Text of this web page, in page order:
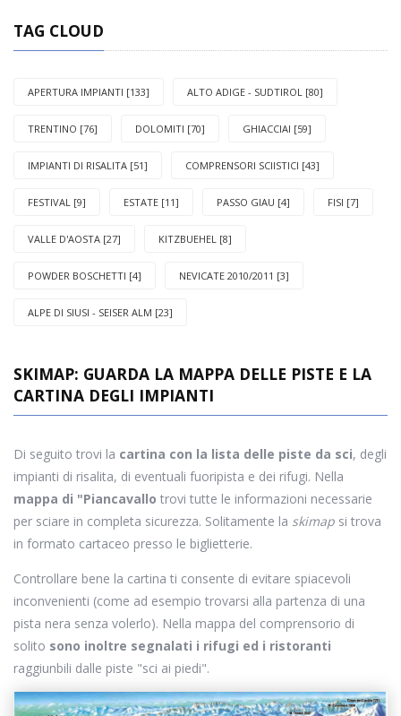
TAG CLOUD
APERTURA IMPIANTI [133] ALTO ADIGE - SUDTIROL [80]
TRENTINO [76] DOLOMITI [70] GHIACCIAI [59]
IMPIANTI DI RISALITA [51] COMPRENSORI SCIISTICI [43]
FESTIVAL [9] ESTATE [11] PASSO GIAU [4] FISI [7]
VALLE D'AOSTA [27] KITZBUEHEL [8]
POWDER BOSCHETTI [4] NEVICATE 2010/2011 [3]
ALPE DI SIUSI - SEISER ALM [23]
SKIMAP: GUARDA LA MAPPA DELLE PISTE E LA
CARTINA DEGLI IMPIANTI
Di seguito trovi la cartina con la lista delle piste da sci, degli
impianti di risalita, di eventuali fuoripista e dei rifugi. Nella
mappa di "Piancavallo trovi tutte le informazioni necessarie
per sciare in completa sicurezza. Solitamente la skimap si trova
in formato cartaceo presso le biglietterie.
Controllare bene la cartina ti consente di evitare spiacevoli
inconvenienti (come ad esempio trovarsi alla partenza di una
pista nera senza volerlo). Nella mappa del comprensorio di
solito sono inoltre segnalati i rifugi ed i ristoranti
raggiunbili dalle piste "sci ai piedi".